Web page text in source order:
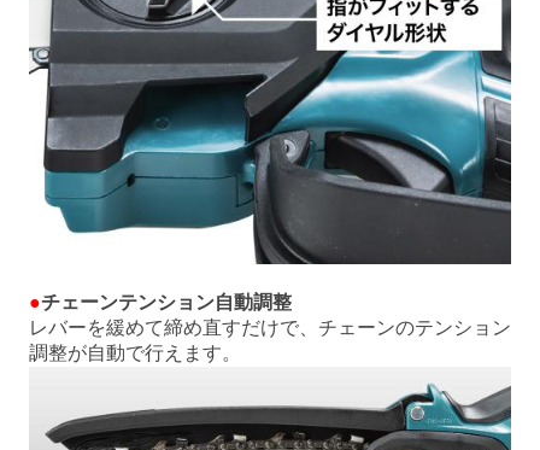
●チェーンテンション自動調整
レバーを緩めて締め直すだけで、チェーンのテンション
調整が自動で行えます。